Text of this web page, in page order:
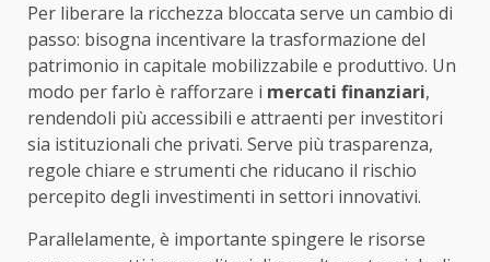
Per liberare la ricchezza bloccata serve un cambio di
passo: bisogna incentivare la trasformazione del
patrimonio in capitale mobilizzabile e produttivo. Un
modo per farlo è rafforzare i mercati finanziari,
rendendoli più accessibili e attraenti per investitori
sia istituzionali che privati. Serve più trasparenza,
regole chiare e strumenti che riducano il rischio
percepito degli investimenti in settori innovativi.
Parallelamente, è importante spingere le risorse